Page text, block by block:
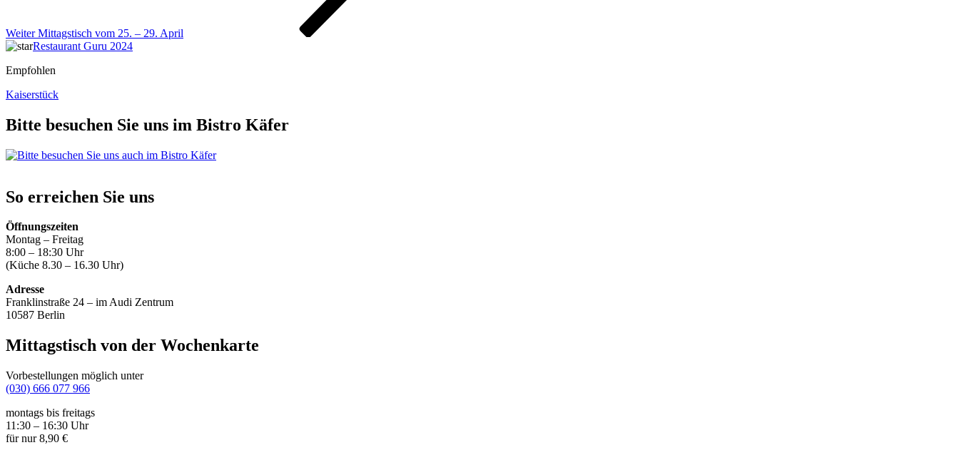
Weiter Mittagstisch vom 25. – 29. April
Restaurant Guru 2024
Empfohlen
Kaiserstück
Bitte besuchen Sie uns im Bistro Käfer
So erreichen Sie uns
Öffnungszeiten
Montag – Freitag
8:00 – 18:30 Uhr
(Küche 8.30 – 16.30 Uhr)
Adresse
Franklinstraße 24 – im Audi Zentrum
10587 Berlin
Mittagstisch von der Wochenkarte
Vorbestellungen möglich unter
(030) 666 077 966
montags bis freitags
11:30 – 16:30 Uhr
für nur 8,90 €